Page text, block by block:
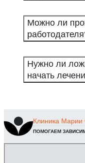
Можно ли
Нужно ли
начать
Клиника Марии
ПОМОГАЕМ